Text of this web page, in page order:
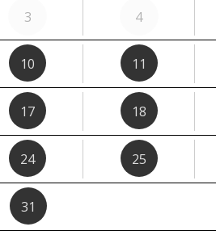
3 4
10 11
17 18
24 25
31